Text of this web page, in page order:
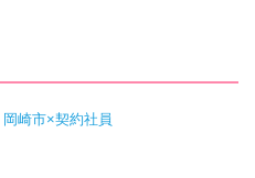
岡崎市×契約社員